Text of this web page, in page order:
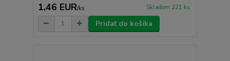
1,46 EUR/ks Skladom 221 ks
Pridať do košíka